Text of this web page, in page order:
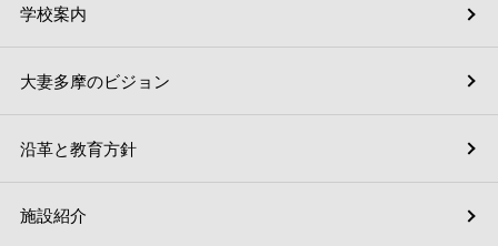
学校案内
施設紹介
大妻多摩のビジョン
沿革と教育方針